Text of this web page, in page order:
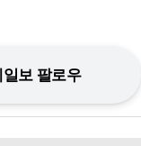
보 팔로우